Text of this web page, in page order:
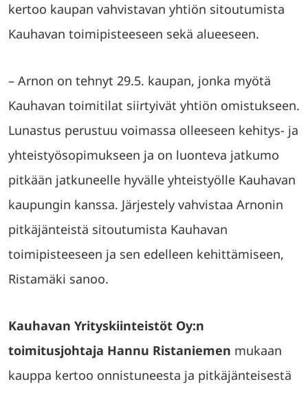
kertoo kaupan vahvistavan yhtiön sitoutumista
Kauhavan toimipisteeseen sekä alueeseen.
– Arnon on tehnyt 29.5. kaupan, jonka myötä
Kauhavan toimitilat siirtyivät yhtiön omistukseen.
Lunastus perustuu voimassa olleeseen kehitys- ja
yhteistyösopimukseen ja on luonteva jatkumo
pitkään jatkuneelle hyvälle yhteistyölle Kauhavan
kaupungin kanssa. Järjestely vahvistaa Arnonin
pitkäjänteistä sitoutumista Kauhavan
toimipisteeseen ja sen edelleen kehittämiseen,
Ristamäki sanoo.
Kauhavan Yrityskiinteistöt Oy:n
toimitusjohtaja Hannu Ristaniemen mukaan
kauppa kertoo onnistuneesta ja pitkäjänteisestä